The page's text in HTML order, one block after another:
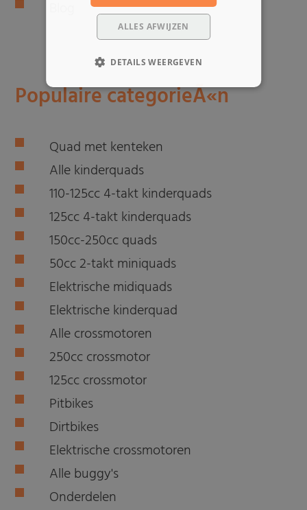
Populaire categorieÃ«n
Quad met kenteken
Alle kinderquads
110-125cc 4-takt kinderquads
125cc 4-takt kinderquads
150cc-250cc quads
50cc 2-takt miniquads
Elektrische midiquads
Elektrische kinderquad
Alle crossmotoren
250cc crossmotor
125cc crossmotor
Pitbikes
Dirtbikes
Elektrische crossmotoren
Alle buggy's
Onderdelen
ALLES AFWIJZEN
DETAILS WEERGEVEN